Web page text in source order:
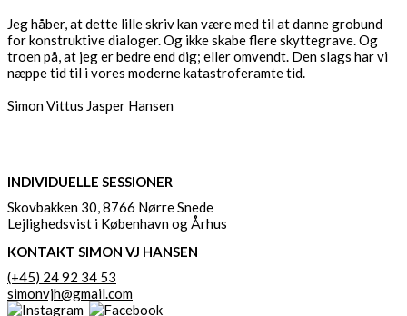
Jeg håber, at dette lille skriv kan være med til at danne grobund
for konstruktive dialoger. Og ikke skabe flere skyttegrave. Og
troen på, at jeg er bedre end dig; eller omvendt. Den slags har vi
næppe tid til i vores moderne katastroferamte tid.
Simon Vittus Jasper Hansen
INDIVIDUELLE SESSIONER
Skovbakken 30, 8766 Nørre Snede
Lejlighedsvist i København og Århus
KONTAKT SIMON VJ HANSEN
(+45) 24 92 34 53
simonvjh@gmail.com